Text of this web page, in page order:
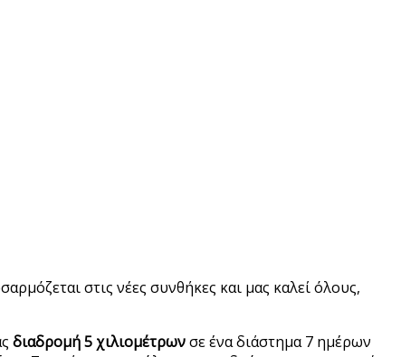
στις νέες συνθήκες και μας καλεί όλους,
διαδρομή 5 χιλιομέτρωνσε ένα διάστημα 7 ημέρων